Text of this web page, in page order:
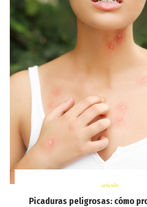
artículo
Picaduras peligrosas: cómo